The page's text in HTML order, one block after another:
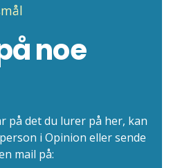
noe
på det du lurer på her, kan
i Opinion eller sende
mail på: